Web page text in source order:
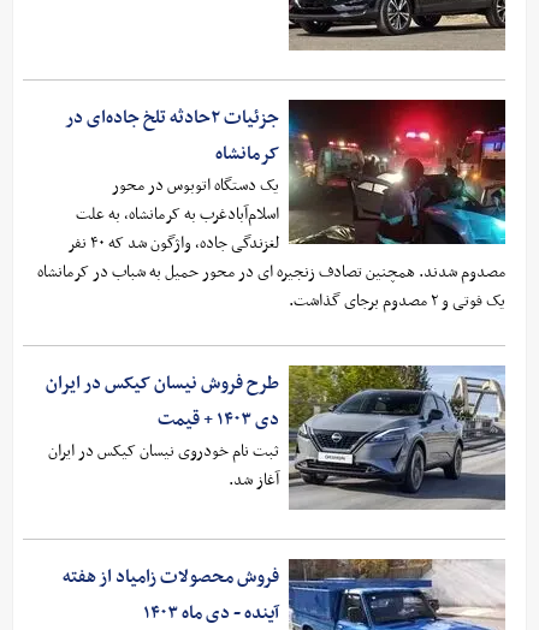
جزئیات ۲حادثه تلخ جاده‌ای در
کرمانشاه
یک دستگاه اتوبوس در محور
اسلام‌آبادغرب به کرمانشاه، به علت
لغزندگی جاده، واژگون شد که ۴۰ نفر
مصدوم شدند. همچنین تصادف زنجیره ای در محور حمیل به شباب در کرمانشاه
یک فوتی و ۲ مصدوم برجای گذاشت.
طرح فروش نیسان کیکس در ایران
دی ۱۴۰۳ + قیمت
ثبت نام خودروی نیسان کیکس در ایران
آغاز شد.
فروش محصولات زامیاد از هفته
آینده - دی ماه ۱۴۰۳